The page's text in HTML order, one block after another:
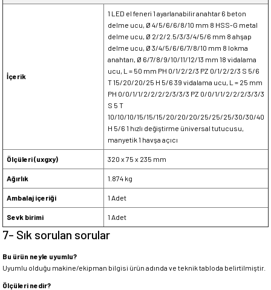
İçerik
1 LED el feneri 1 ayarlanabilir anahtar 6 beton
delme ucu, Ø 4/5/6/6/8/10 mm 8 HSS-G metal
delme ucu, Ø 2/2/2.5/3/3/4/5/6 mm 8 ahşap
delme ucu, Ø 3/4/5/6/6/7/8/10 mm 8 lokma
anahtarı, Ø 6/7/8/9/10/11/12/13 mm 18 vidalama
ucu, L = 50 mm PH 0/1/2/2/3 PZ 0/1/2/2/3 S 5/6
T 15/20/20/25 H 5/6 39 vidalama ucu, L = 25 mm
PH 0/0/1/1/2/2/2/2/3/3/3 PZ 0/0/1/1/2/2/2/3/3/3
S 5 T
10/10/10/15/15/15/20/20/20/25/25/25/30/30/40
H 5/6 1 hızlı değiştirme üniversal tutucusu,
manyetik 1 havşa açıcı
Ölçüleri (uxgxy) 320 x 75 x 235 mm
Ağırlık 1.874 kg
Ambalaj içeriği 1 Adet
Sevk birimi 1 Adet
7- Sık sorulan sorular
Bu ürün neyle uyumlu?
Uyumlu olduğu makine/ekipman bilgisi ürün adında ve teknik tabloda belirtilmiştir.
Ölçüleri nedir?